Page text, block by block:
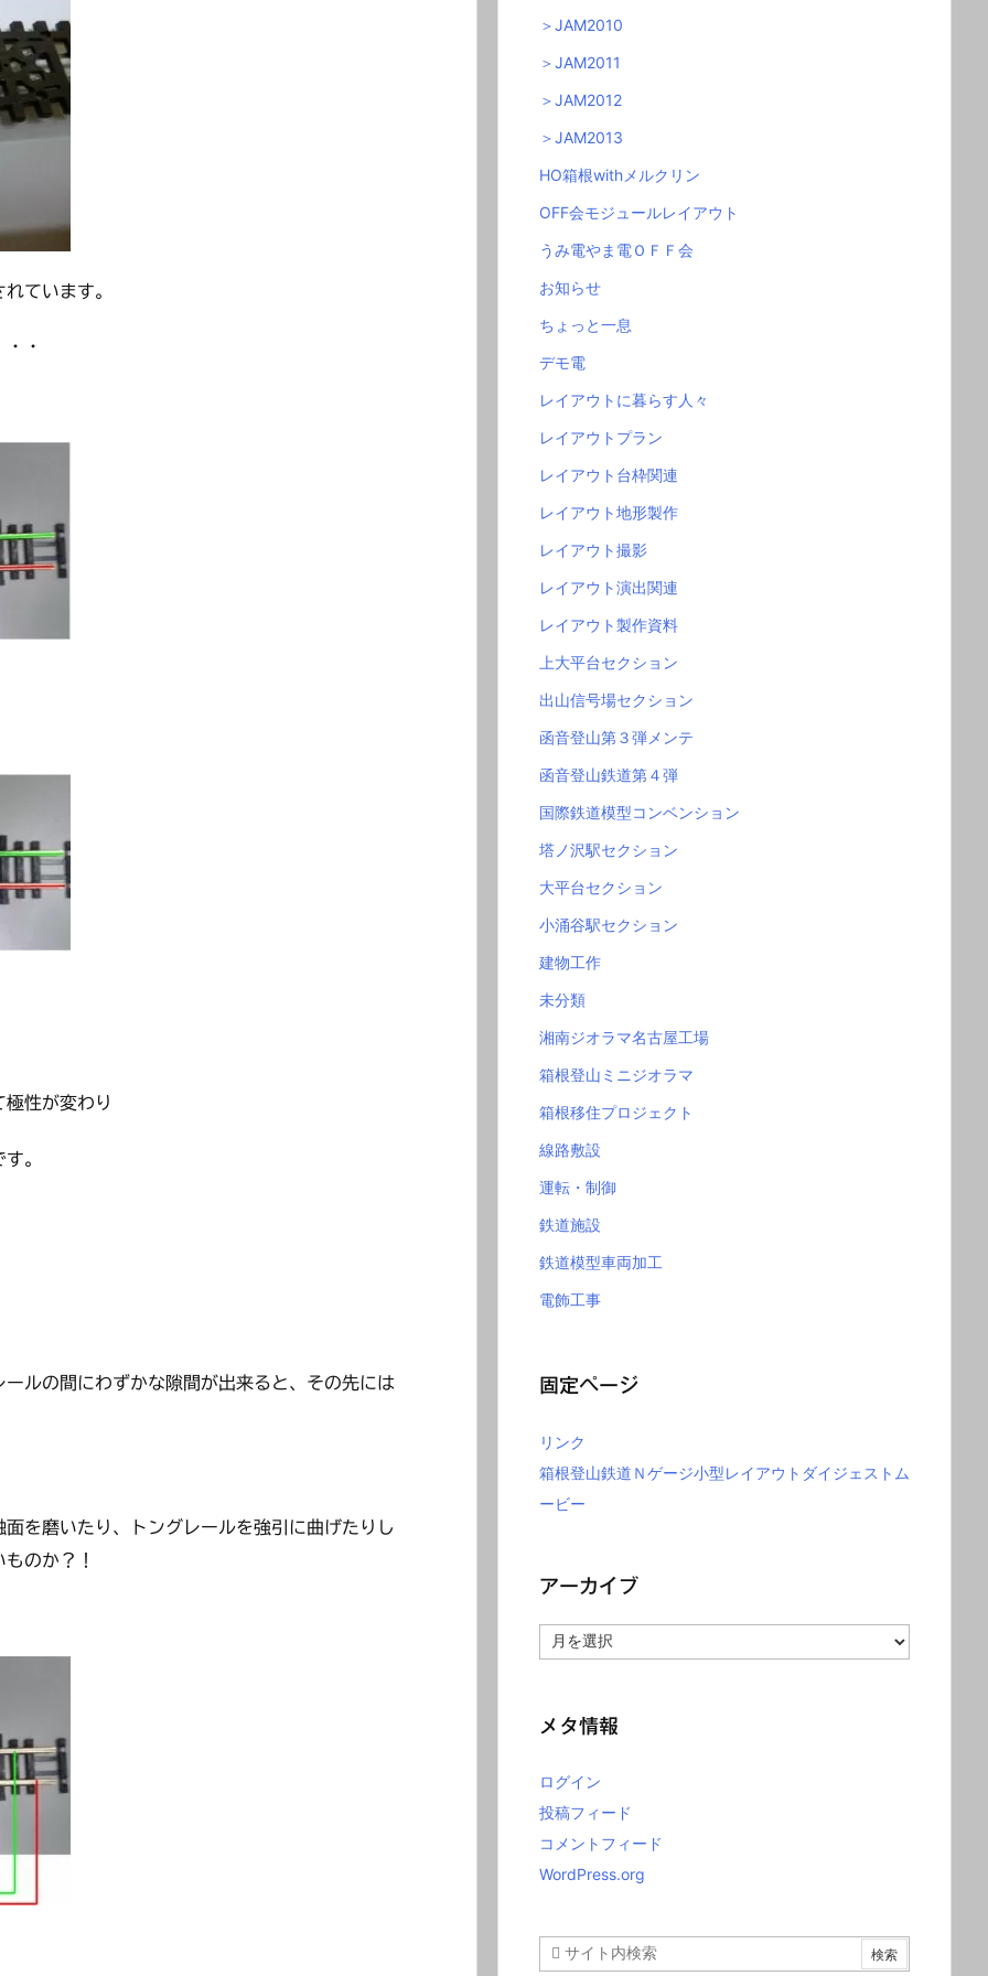
ています。
・
性が変わり
。
ルの間にわずかな隙間が出来ると、その先には
を磨いたり、トングレールを強引に曲げたりし
のか？！
＞JAM2010
＞JAM2011
＞JAM2012
＞JAM2013
HO箱根withメルクリン
OFF会モジュールレイアウト
うみ電やま電ＯＦＦ会
お知らせ
ちょっと一息
デモ電
レイアウトに暮らす人々
レイアウトプラン
レイアウト台枠関連
レイアウト地形製作
レイアウト撮影
レイアウト演出関連
レイアウト製作資料
上大平台セクション
出山信号場セクション
函音登山第３弾メンテ
函音登山鉄道第４弾
国際鉄道模型コンベンション
塔ノ沢駅セクション
大平台セクション
小涌谷駅セクション
建物工作
未分類
湘南ジオラマ名古屋工場
箱根登山ミニジオラマ
箱根移住プロジェクト
線路敷設
運転・制御
鉄道施設
鉄道模型車両加工
電飾工事
固定ページ
リンク
箱根登山鉄道Ｎゲージ小型レイアウトダイジェストム
ービー
アーカイブ
ー
ブ
メタ情報
ログイン
投稿フィード
コメントフィード
WordPress.org